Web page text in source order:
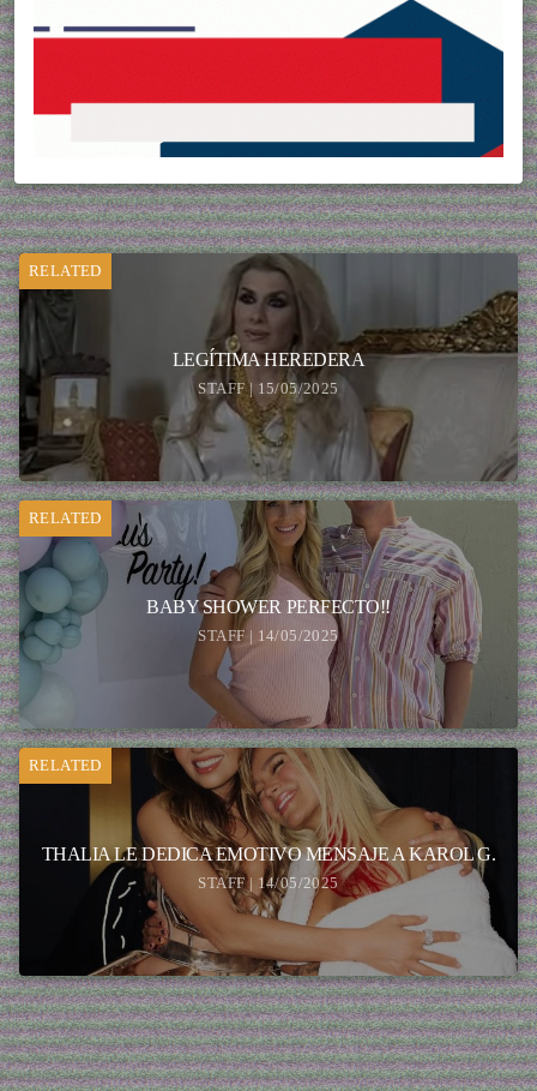
RELATED
LEGÍTIMA HEREDERA
STAFF | 15/05/2025
RELATED
BABY SHOWER PERFECTO!!
STAFF | 14/05/2025
RELATED
THALIA LE DEDICA EMOTIVO MENSAJE A KAROL G.
STAFF | 14/05/2025